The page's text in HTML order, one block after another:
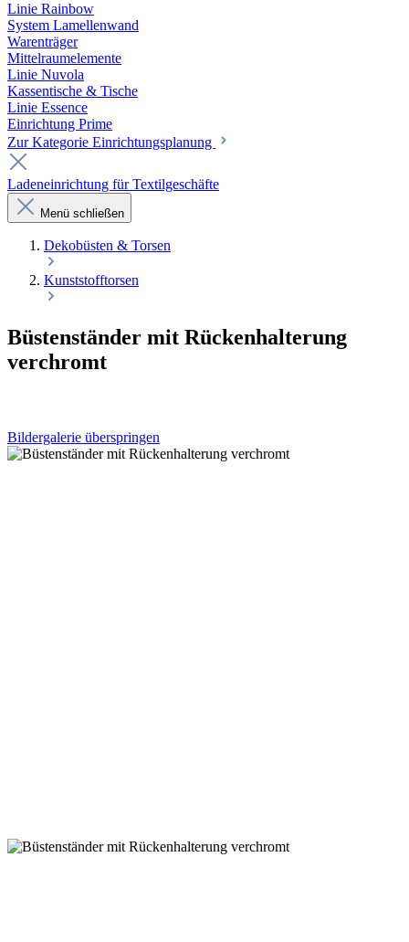
Linie Rainbow
System Lamellenwand
Warenträger
Mittelraumelemente
Linie Nuvola
Kassentische & Tische
Linie Essence
Einrichtung Prime
Zur Kategorie Einrichtungsplanung
Ladeneinrichtung für Textilgeschäfte
Menü schließen
Dekobüsten & Torsen
Kunststofftorsen
Büstenständer mit Rückenhalterung
verchromt
Bildergalerie überspringen